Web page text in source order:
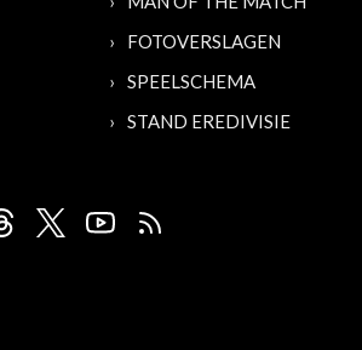
FOTOVERSLAGEN
SPEELSCHEMA
STAND EREDIVISIE